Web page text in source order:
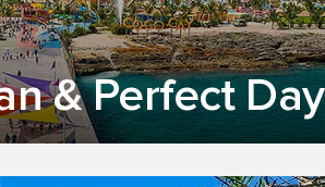
& Perfect Day